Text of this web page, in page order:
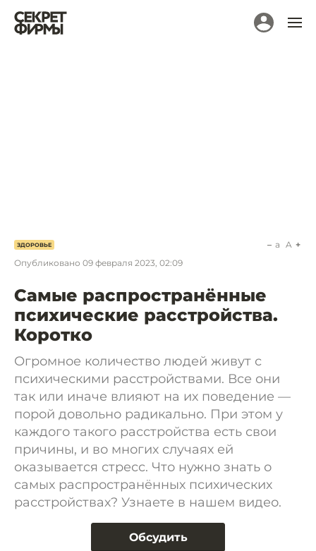
ЗДОРОВЬЕ
Опубликовано 09 февраля 2023, 02:09
a A
Самые распространённые
психические расстройства.
Коротко
Огромное количество людей живут с
психическими расстройствами. Все они
так или иначе влияют на их поведение —
порой довольно радикально. При этом у
каждого такого расстройства есть свои
причины, и во многих случаях ей
оказывается стресс. Что нужно знать о
самых распространённых психических
расстройствах? Узнаете в нашем видео.
Обсудить